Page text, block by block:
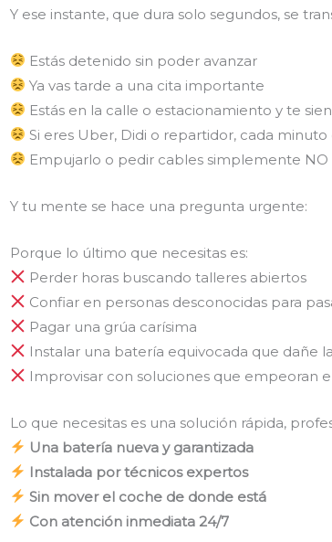
Y ese instante, que dura solo segundos, se
Estás detenido sin poder avanzar
Ya vas tarde a una cita importante
Estás en la calle o estacionamiento y te
Si eres Uber, Didi o repartidor, cada
Empujarlo o pedir cables simplemente NO
Y tu mente se hace una pregunta urgente:
Porque lo último que necesitas es:
Perder horas buscando talleres abiertos
Confiar en personas desconocidas para
Pagar una grúa carísima
Instalar una batería equivocada que dañe
Improvisar con soluciones que empeoran
Lo que necesitas es una solución rápida,
Una batería nueva y garantizada
Instalada por técnicos expertos
Sin mover el coche de donde está
Con atención inmediata 24/7